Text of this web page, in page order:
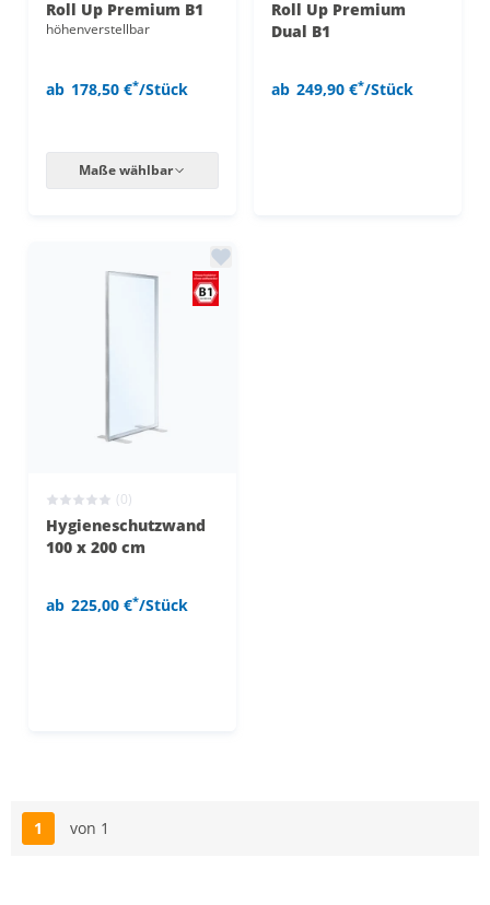
Roll Up Premium B1
höhenverstellbar
ab 178,50 €*/Stück
Maße wählbar
Roll Up Premium
Dual B1
ab 249,90 €*/Stück
(0)
Hygieneschutzwand
100 x 200 cm
ab 225,00 €*/Stück
Seite
1 von 1